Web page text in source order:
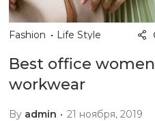
Fashion Life Style
Best office
workwear
By admin 21 ноября, 2019